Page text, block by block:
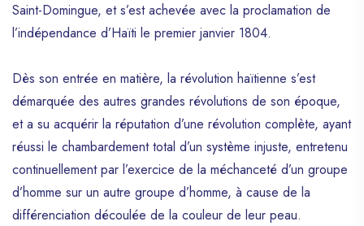
Saint-Domingue, et s’est achevée avec la proclamation de
l’indépendance d’Haïti le premier janvier 1804.
Dès son entrée en matière, la révolution haïtienne s’est
démarquée des autres grandes révolutions de son époque,
et a su acquérir la réputation d’une révolution complète, ayant
réussi le chambardement total d’un système injuste, entretenu
continuellement par l’exercice de la méchanceté d’un groupe
d’homme sur un autre groupe d’homme, à cause de la
différenciation découlée de la couleur de leur peau.